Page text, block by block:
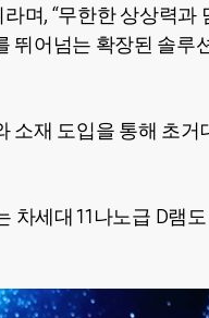
며, “무한한 상상력과
뛰어넘는 확장된 솔루
소재 도입을 통해 초거
차세대 11나노급 D램